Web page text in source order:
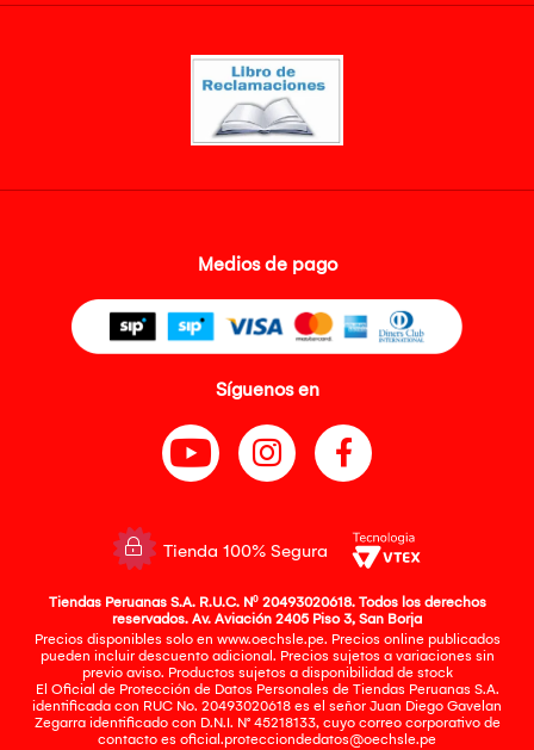
Medios de pago
Síguenos en
Tienda 100% Segura
Tiendas Peruanas S.A. R.U.C. Nº 20493020618. Todos los derechos
reservados. Av. Aviación 2405 Piso 3, San Borja
Precios disponibles solo en www.oechsle.pe. Precios online publicados
pueden incluir descuento adicional. Precios sujetos a variaciones sin
previo aviso. Productos sujetos a disponibilidad de stock
El Oficial de Protección de Datos Personales de Tiendas Peruanas S.A.
identificada con RUC No. 20493020618 es el señor Juan Diego Gavelan
Zegarra identificado con D.N.I. N° 45218133, cuyo correo corporativo de
contacto es oficial.protecciondedatos@oechsle.pe